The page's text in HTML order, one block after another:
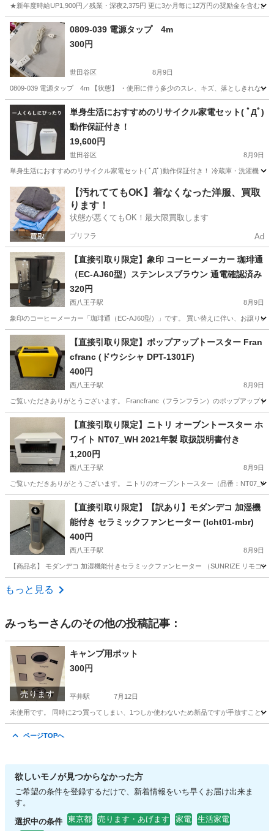
★新年度時給UP1,900円／残業・深夜2,375円 更に3か月毎に12万円の奨励金を含む
神奈川 藤沢市 0809-039 電源タップ 4m
300円
世田谷区 8月9日
0809-039 電源タップ 4m 【状態】 ・使用に伴う多少のスレ、キズ、落としきれない
東京 世田谷区 生活家電 現地
単身生活におすすめのリサイクル家電セット( ﾟДﾟ)
動作保証付き！
19,600円
世田谷区 8月9日
単身生活におすすめのリサイクル家電セット( ﾟДﾟ)動作保証付き！ 冷蔵庫・洗濯機・
東京 世田谷区 キッチン家電 神奈川 川崎市
キッチン家電 YRZ
【汚れててもOK】着なくなった洋服、買取
ります！
状態が悪くてもOK！最大限買取します
プリフラ Ad
【直接引取り限定】象印 コーヒーメーカー 珈琲通
（EC-AJ60型）ステンレスブラウン 通電確認済み
320円
西八王子駅 8月9日
象印のコーヒーメーカー「珈琲通（EC-AJ60型）」です。 買い替えに伴い、お譲り
東京 八王子市 西八王子駅 キッチン家電
【直接引取り限定】ポップアップトースター Fran
cfranc (ドウシシャ DPT-1301F)
400円
西八王子駅 8月9日
ご覧いただきありがとうございます。 Francfranc（フランフラン）のポップアップト
東京 八王子市 西八王子駅 キッチン家電
【直接引取り限定】ニトリ オーブントースター ホ
ワイト NT07_WH 2021年製 取扱説明書付き
1,200円
西八王子駅 8月9日
ご覧いただきありがとうございます。 ニトリのオーブントースター（品番：
東京 八王子市 西八王子駅 キッチン家電
【直接引取り限定】【訳あり】モダンデコ 加湿機
能付き セラミックファンヒーター (lcht01-mbr)
400円
西八王子駅 8月9日
【商品名】 モダンデコ 加湿機能付きセラミックファンヒーター （SUNRIZE リモコ
東京 八王子市
もっと見る
みっちーさんのその他の投稿記事：
売ります
キャンプ用ポット
300円
平井駅 7月12日
未使用です。 同時に2つ買ってしまい、1つしか使わないため新品ですが手放すことに
ページTOPへ
欲しいモノが見つからなかった方
ご希望の条件を登録するだけで、新着情報をいち早くお届け出来ま
す。
選択中の条件 東京都 売ります・あげます 家電
生活家電